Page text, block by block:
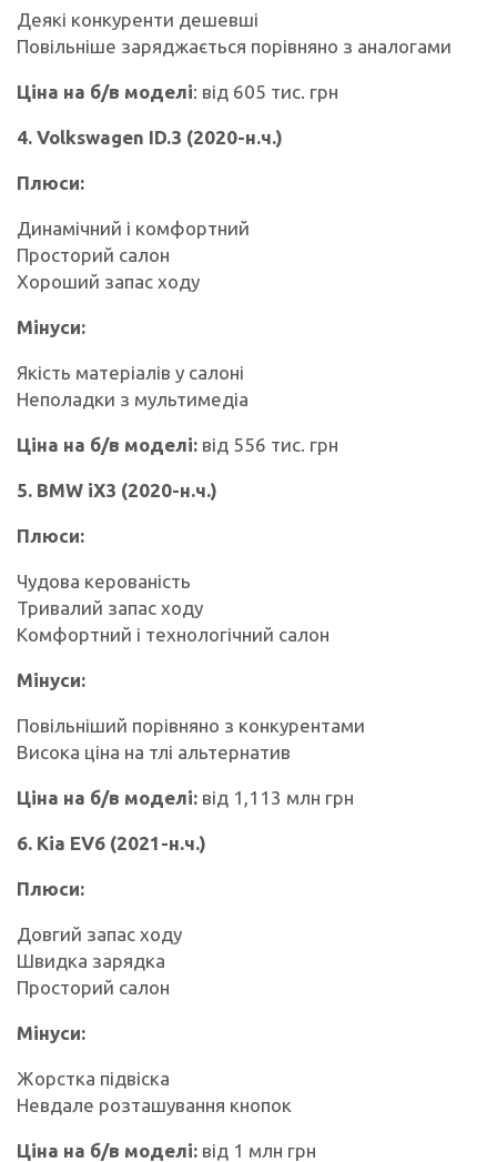
Деякі конкуренти дешевші
Повільніше заряджається порівняно з аналогами
Ціна на б/в моделі: від 605 тис. грн
4. Volkswagen ID.3 (2020-н.ч.)
Плюси:
Динамічний і комфортний
Просторий салон
Хороший запас ходу
Мінуси:
Якість матеріалів у салоні
Неполадки з мультимедіа
Ціна на б/в моделі: від 556 тис. грн
5. BMW iX3 (2020-н.ч.)
Плюси:
Чудова керованість
Тривалий запас ходу
Комфортний і технологічний салон
Мінуси:
Повільніший порівняно з конкурентами
Висока ціна на тлі альтернатив
Ціна на б/в моделі: від 1,113 млн грн
6. Kia EV6 (2021-н.ч.)
Плюси:
Довгий запас ходу
Швидка зарядка
Просторий салон
Мінуси:
Жорстка підвіска
Невдале розташування кнопок
Ціна на б/в моделі: від 1 млн грн